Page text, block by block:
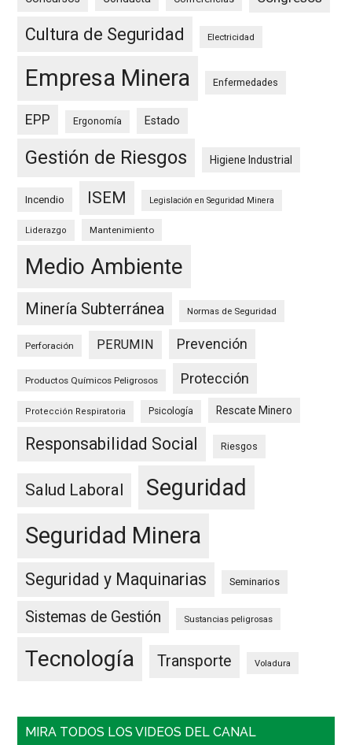
Cultura de Seguridad Electricidad
Empresa Minera Enfermedades
EPP Ergonomía Estado
Gestión de Riesgos Higiene Industrial
Incendio ISEM Legislación en Seguridad Minera
Liderazgo Mantenimiento
Medio Ambiente
Minería Subterránea Normas de Seguridad
Perforación PERUMIN Prevención
Productos Químicos Peligrosos Protección
Protección Respiratoria Psicología Rescate Minero
Responsabilidad Social Riesgos
Salud Laboral
Seguridad
Seguridad Minera
Seguridad y Maquinarias Seminarios
Sistemas de Gestión Sustancias peligrosas
Tecnología Transporte Voladura
MIRA TODOS LOS VIDEOS DEL CANAL